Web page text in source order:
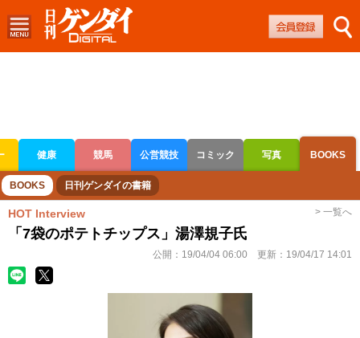
健康 競馬 公営競技 コミック 写真 BOOKS
ボートレース 競輪 オートレース
BOOKS 日刊ゲンダイの書籍
HOT Interview > 一覧へ
「7袋のポテトチップス」湯澤規子氏
公開： 19/04/04 06:00 更新： 19/04/17 14:01